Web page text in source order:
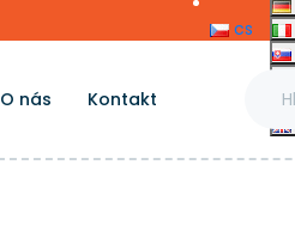
cs
O nás Kontakt